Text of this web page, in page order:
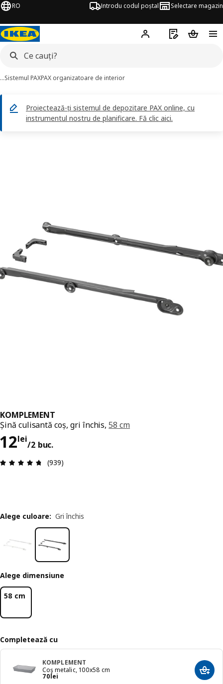
RO Introdu codul poștal Selectare magazin
Hej! Autentifică-te
Listă deCoșul de
…Sistemul PAXPAX organizatoare de interior
Proiectează-ți sistemul de depozitare PAX online, cu
instrumentul nostru de planificare. Fă clic aici.
KOMPLEMENT
Șină culisantă coș, gri închis,58 cm
12lei
/2 buc.
Preț 12lei/2 buc.
Prezentare generală: 4.7 din 5 stele Total
(939)
Alege culoare: Gri închis
Alege dimensiune
58 cm
Completează cu
KOMPLEMENT
Coş metalic, 100x58 cm
70lei
Preț 70lei